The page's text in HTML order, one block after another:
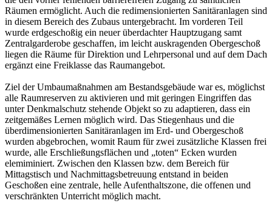
Räumen ermöglicht. Auch die redimensionierten Sanitäranlagen sind
in diesem Bereich des Zubaus untergebracht. Im vorderen Teil
wurde erdgeschoßig ein neuer überdachter Hauptzugang samt
Zentralgarderobe geschaffen, im leicht auskragenden Obergeschoß
liegen die Räume für Direktion und Lehrpersonal und auf dem Dach
ergänzt eine Freiklasse das Raumangebot.
Ziel der Umbaumaßnahmen am Bestandsgebäude war es, möglichst
alle Raumreserven zu aktivieren und mit geringen Eingriffen das
unter Denkmalschutz stehende Objekt so zu adaptieren, dass ein
zeitgemäßes Lernen möglich wird. Das Stiegenhaus und die
überdimensionierten Sanitäranlagen im Erd- und Obergeschoß
wurden abgebrochen, womit Raum für zwei zusätzliche Klassen frei
wurde, alle Erschließungsflächen und „toten“ Ecken wurden
elemiminiert. Zwischen den Klassen bzw. dem Bereich für
Mittagstisch und Nachmittagsbetreuung entstand in beiden
Geschoßen eine zentrale, helle Aufenthaltszone, die offenen und
verschränkten Unterricht möglich macht.